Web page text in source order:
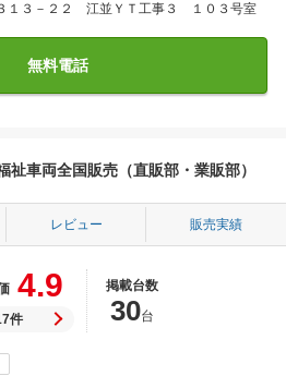
１３－２２ 江並ＹＴ工事３ １０３号室
無料電話
車両全国販売（直販部・業販部）
レビュー 販売実績
4.9
件
掲載台数
30台